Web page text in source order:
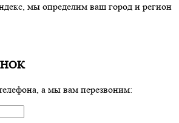
мы определим ваш город и регион
а мы вам перезвоним: